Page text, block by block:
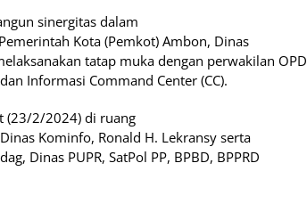
sinergitas dalam
Kota (Pemkot) Ambon, Dinas
tatap muka dengan perwakilan OPD
Informasi Command Center (CC).
(23/2/2024) di ruang
Kominfo, Ronald H. Lekransy serta
Dinas PUPR, SatPol PP, BPBD, BPPRD